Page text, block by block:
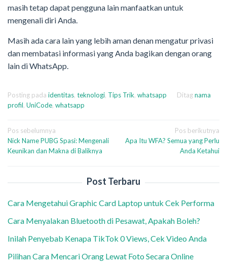
masih tetap dapat pengguna lain manfaatkan untuk
mengenali diri Anda.
Masih ada cara lain yang lebih aman denan mengatur privasi
dan membatasi informasi yang Anda bagikan dengan orang
lain di WhatsApp.
Posting pada identitas, teknologi, Tips Trik, whatsapp Ditagnama
profil, UniCode, whatsapp
Navigasi
pos
Pos sebelumnya
Nick Name PUBG Spasi: Mengenali
Keunikan dan Makna di Baliknya
Pos berikutnya
Apa Itu WFA? Semua yang Perlu
Anda Ketahui
Post Terbaru
Cara Mengetahui Graphic Card Laptop untuk Cek Performa
Cara Menyalakan Bluetooth di Pesawat, Apakah Boleh?
Inilah Penyebab Kenapa TikTok 0 Views, Cek Video Anda
Pilihan Cara Mencari Orang Lewat Foto Secara Online